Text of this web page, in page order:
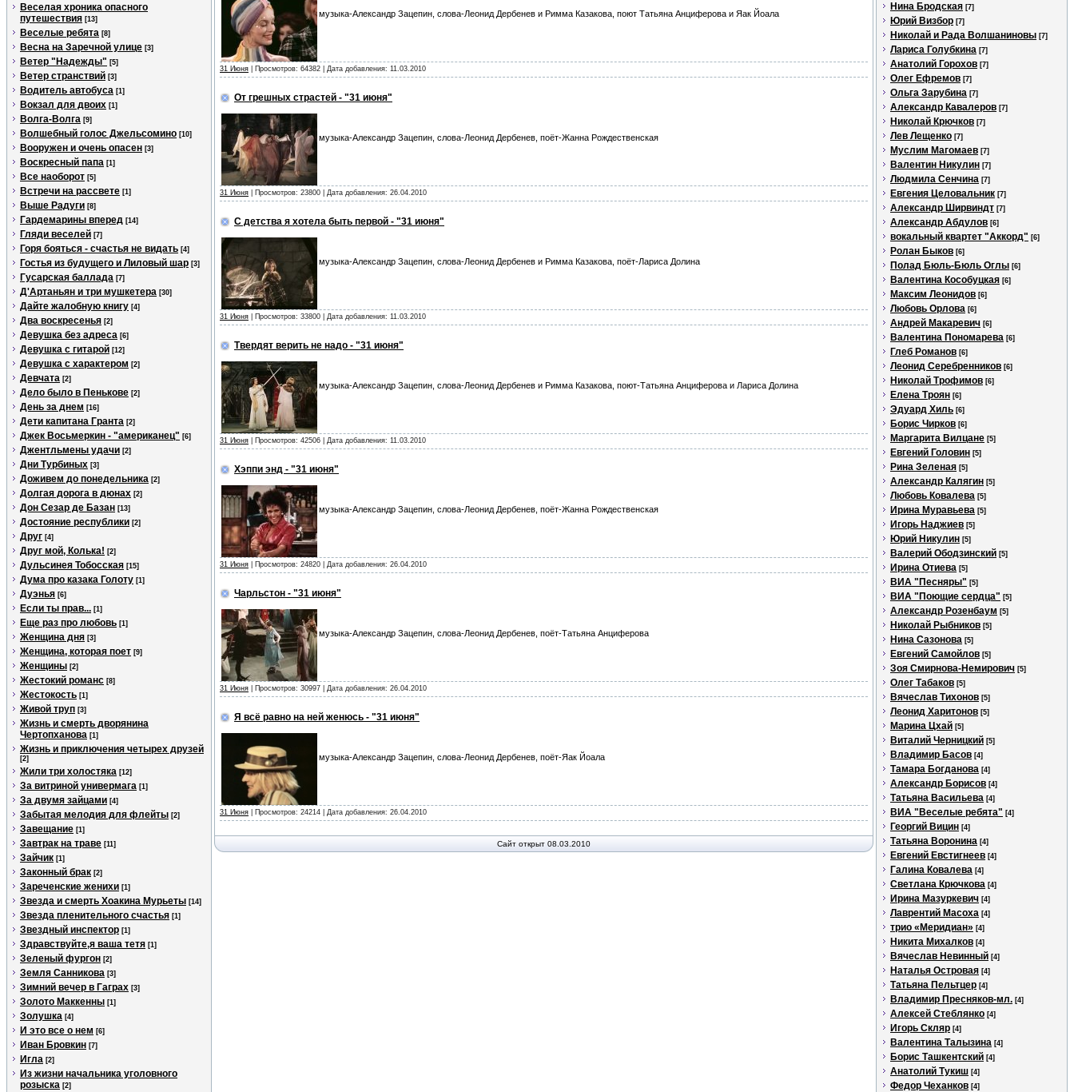
Веселая хроника опасного
путешествия [13]
Веселые ребята [8]
Весна на Заречной улице [3]
Ветер "Надежды" [5]
Ветер странствий [3]
Водитель автобуса [1]
Вокзал для двоих [1]
Волга-Волга [9]
Волшебный голос Джельсомино [10]
Вооружен и очень опасен [3]
Воскресный папа [1]
Все наоборот [5]
Встречи на рассвете [1]
Выше Радуги [8]
Гардемарины вперед [14]
Гляди веселей [7]
Горя бояться - счастья не видать [4]
Гостья из будущего и Лиловый шар [3]
Гусарская баллада [7]
Д'Артаньян и три мушкетера [30]
Дайте жалобную книгу [4]
Два воскресенья [2]
Девушка без адреса [6]
Девушка с гитарой [12]
Девушка с характером [2]
Девчата [2]
Дело было в Пенькове [2]
День за днем [16]
Дети капитана Гранта [2]
Джек Восьмеркин - "американец" [6]
Джентльмены удачи [2]
Дни Турбиных [3]
Доживем до понедельника [2]
Долгая дорога в дюнах [2]
Дон Сезар де Базан [13]
Достояние республики [2]
Друг [4]
Друг мой, Колька! [2]
Дульсинея Тобосская [15]
Дума про казака Голоту [1]
Дуэнья [6]
Если ты прав... [1]
Еще раз про любовь [1]
Женщина дня [3]
Женщина, которая поет [9]
Женщины [2]
Жестокий романс [8]
Жестокость [1]
Живой труп [3]
Жизнь и смерть дворянина
Чертопханова [1]
Жизнь и приключения четырех друзей
[2]
Жили три холостяка [12]
За витриной универмага [1]
За двумя зайцами [4]
Забытая мелодия для флейты [2]
Завещание [1]
Завтрак на траве [11]
Зайчик [1]
Законный брак [2]
Зареченские женихи [1]
Звезда и смерть Хоакина Мурьеты [14]
Звезда пленительного счастья [1]
Звездный инспектор [1]
Здравствуйте,я ваша тетя [1]
Зеленый фургон [2]
Земля Санникова [3]
Зимний вечер в Гаграх [3]
Золото Маккенны [1]
Золушка [4]
И это все о нем [6]
Иван Бровкин [7]
Игла [2]
Из жизни начальника уголовного
розыска [2]
музыка-Александр Зацепин, слова-Леонид Дербенев и Римма Казакова, поют Татьяна Анциферова и Яак Йоала
31 Июня | Просмотров: 64382 | Дата добавления: 11.03.2010
От грешных страстей - "31 июня"
музыка-Александр Зацепин, слова-Леонид Дербенев, поёт-Жанна Рождественская
31 Июня | Просмотров: 23800 | Дата добавления: 26.04.2010
С детства я хотела быть первой - "31 июня"
музыка-Александр Зацепин, слова-Леонид Дербенев и Римма Казакова, поёт-Лариса Долина
31 Июня | Просмотров: 33800 | Дата добавления: 11.03.2010
Твердят верить не надо - "31 июня"
музыка-Александр Зацепин, слова-Леонид Дербенев и Римма Казакова, поют-Татьяна Анциферова и Лариса Долина
31 Июня | Просмотров: 42506 | Дата добавления: 11.03.2010
Хэппи энд - "31 июня"
музыка-Александр Зацепин, слова-Леонид Дербенев, поёт-Жанна Рождественская
31 Июня | Просмотров: 24820 | Дата добавления: 26.04.2010
Чарльстон - "31 июня"
музыка-Александр Зацепин, слова-Леонид Дербенев, поёт-Татьяна Анциферова
31 Июня | Просмотров: 30997 | Дата добавления: 26.04.2010
Я всё равно на ней женюсь - "31 июня"
музыка-Александр Зацепин, слова-Леонид Дербенев, поёт-Яак Йоала
31 Июня | Просмотров: 24214 | Дата добавления: 26.04.2010
Сайт открыт 08.03.2010
Нина Бродская [7]
Юрий Визбор [7]
Николай и Рада Волшаниновы [7]
Лариса Голубкина [7]
Анатолий Горохов [7]
Олег Ефремов [7]
Ольга Зарубина [7]
Александр Кавалеров [7]
Николай Крючков [7]
Лев Лещенко [7]
Муслим Магомаев [7]
Валентин Никулин [7]
Людмила Сенчина [7]
Евгения Целовальник [7]
Александр Ширвиндт [7]
Александр Абдулов [6]
вокальный квартет "Аккорд" [6]
Ролан Быков [6]
Полад Бюль-Бюль Оглы [6]
Валентина Кособуцкая [6]
Максим Леонидов [6]
Любовь Орлова [6]
Андрей Макаревич [6]
Валентина Пономарева [6]
Глеб Романов [6]
Леонид Серебренников [6]
Николай Трофимов [6]
Елена Троян [6]
Эдуард Хиль [6]
Борис Чирков [6]
Маргарита Вилцане [5]
Евгений Головин [5]
Рина Зеленая [5]
Александр Калягин [5]
Любовь Ковалева [5]
Ирина Муравьева [5]
Игорь Наджиев [5]
Юрий Никулин [5]
Валерий Ободзинский [5]
Ирина Отиева [5]
ВИА "Песняры" [5]
ВИА "Поющие сердца" [5]
Александр Розенбаум [5]
Николай Рыбников [5]
Нина Сазонова [5]
Евгений Самойлов [5]
Зоя Смирнова-Немирович [5]
Олег Табаков [5]
Вячеслав Тихонов [5]
Леонид Харитонов [5]
Марина Цхай [5]
Виталий Черницкий [5]
Владимир Басов [4]
Тамара Богданова [4]
Александр Борисов [4]
Татьяна Васильева [4]
ВИА "Веселые ребята" [4]
Георгий Вицин [4]
Татьяна Воронина [4]
Евгений Евстигнеев [4]
Галина Ковалева [4]
Светлана Крючкова [4]
Ирина Мазуркевич [4]
Лаврентий Масоха [4]
трио «Меридиан» [4]
Никита Михалков [4]
Вячеслав Невинный [4]
Наталья Островая [4]
Татьяна Пельтцер [4]
Владимир Пресняков-мл. [4]
Алексей Стеблянко [4]
Игорь Скляр [4]
Валентина Талызина [4]
Борис Ташкентский [4]
Анатолий Тукиш [4]
Федор Чеханков [4]